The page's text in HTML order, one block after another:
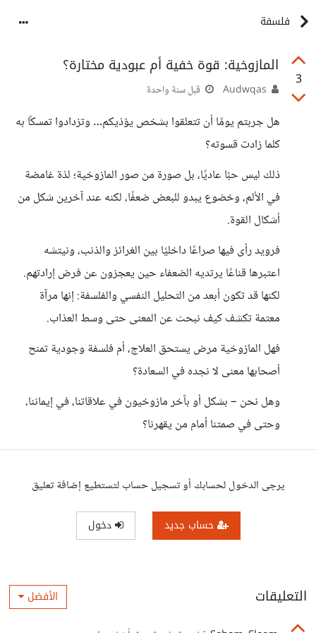
فلسفة
3
المازوخية: قوة خفية أم عبودية مختارة؟
قبل سنة واحدة
هل جربتم يومًا أن تتعلقوا بشخص يؤذيكم… وتزدادوا تمسكًا به
كلما زادت قسوته؟
ذلك ليس حبًا عاديًا، بل صورة من صور المازوخية؛ لذة غامضة
في الألم، وخضوع يبدو للبعض ضعفًا، لكنه عند آخرين شكل من
أشكال القوة.
فرويد رأى فيها صراعًا داخليًا بين الغرائز والذنب، ونيتشه
اعتبرها قناعًا يرتديه الضعفاء حين يعجزون عن فرض إرادتهم.
لكنها قد تكون أبعد من التحليل النفسي والفلسفة: إنها مرآة
معتمة تكشف كيف نبحث عن المعنى حتى وسط العذاب.
فهل المازوخية مرض يستحق العلاج، أم فلسفة وجودية تمنح
أصحابها معنى لا نجده في السعادة؟
وهل نحن – بشكل أو بآخر مازوخيون في علاقاتنا، في إيماننا،
وحتى في صمتنا أمام من يقهرنا؟
يرجى الدخول لحسابك أو تسجيل حساب لتستطيع إضافة تعليق
حساب جديد دخول
التعليقات الأفضل